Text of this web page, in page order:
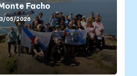
Facho
05/2026